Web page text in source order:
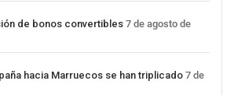
de bonos convertibles 7 de agosto de
hacia Marruecos se han triplicado 7 de